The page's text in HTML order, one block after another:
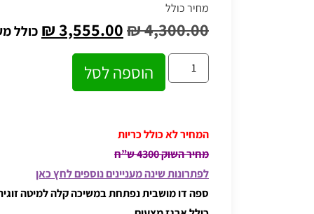
מחיר כולל
₪4,300.00
₪3,555.00 כולל
הוספה לסל
המחיר לא כולל כריות
מחיר השוק 4300 ש”ח
לפתרונות שינה מעניינים נוספים לחץ כאן
ספה דו מושבית נפתחת במשיכה קלה למיטה